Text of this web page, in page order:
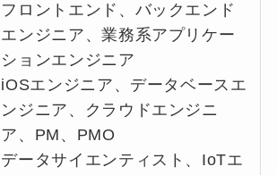
フロントエンド、バックエンド
エンジニア、業務系アプリケー
ションエンジニア
iOSエンジニア、データベースエ
ンジニア、クラウドエンジニ
ア、PM、PMO
データサイエンティスト、IoTエ